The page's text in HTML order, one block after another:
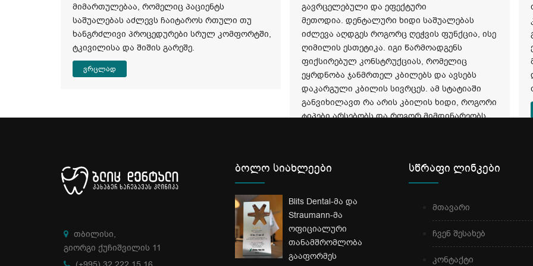
მიმართულებაა, რომელიც პაციენტს
საშუალებას აძლევს ჩაიტაროს რთული თუ
ხანგრძლივი პროცედურები სრულ კომფორტში,
ტკივილისა და შიშის გარეშე.
ვრცლად
გავრცელებული და ეფექტური
მეთოდია. დენტალური ხიდი საშუალებას
იძლევა აღდგეს როგორც ღეჭვის ფუნქცია, ისე
ღიმილის ესთეტიკა. იგი წარმოადგენს
ფიქსირებულ კონსტრუქციას, რომელიც
ეყრდნობა ჯანმრთელ კბილებს და ავსებს
დაკარგული კბილის სივრცეს. ამ სტატიაში
განვიხილავთ რა არის კბილის ხიდი, როგორი
ტიპები არსებობს და როგორ მიმდინარეობს
თბილისი,
გიორგი ქუჩიშვილის 11
ბოლო სიახლეები
Blits Dental-მა და
Straumann-მა
ოფიციალური
თანამშრომლობა
გააფორმეს
სწრაფი ლინკები
მთავარი
ჩვენ შესახებ
კონტაქტი